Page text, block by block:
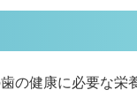
の健康に必要な栄